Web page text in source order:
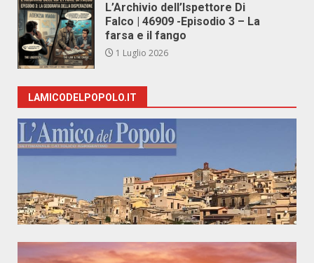
L’Archivio dell’Ispettore Di
Falco | 46909 -Episodio 3 – La
farsa e il fango
1 Luglio 2026
LAMICODELPOPOLO.IT